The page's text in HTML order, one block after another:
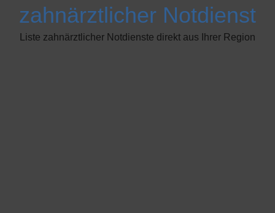
zahnärztlicher Notdienst
Liste zahnärztlicher Notdienste direkt aus Ihrer Region